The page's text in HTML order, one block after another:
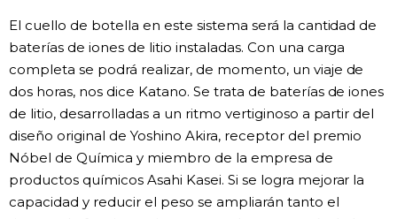
El cuello de botella en este sistema será la cantidad de
baterías de iones de litio instaladas. Con una carga
completa se podrá realizar, de momento, un viaje de
dos horas, nos dice Katano. Se trata de baterías de iones
de litio, desarrolladas a un ritmo vertiginoso a partir del
diseño original de Yoshino Akira, receptor del premio
Nóbel de Química y miembro de la empresa de
productos químicos Asahi Kasei. Si se logra mejorar la
capacidad y reducir el peso se ampliarán tanto el